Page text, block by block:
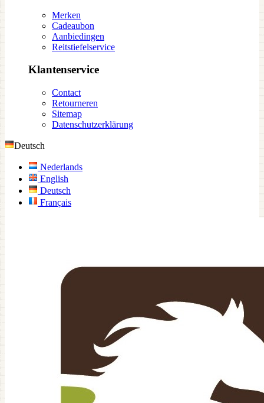
Merken
Cadeaubon
Aanbiedingen
Reitstiefelservice
Klantenservice
Contact
Retourneren
Sitemap
Datenschutzerklärung
Deutsch
Nederlands
English
Deutsch
Français